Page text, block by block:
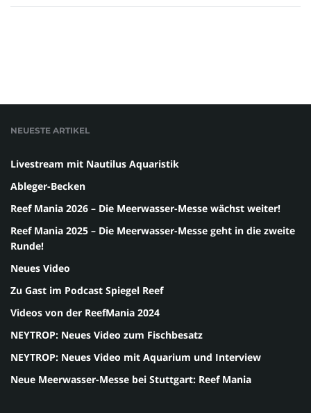
NEUESTE ARTIKEL
Livestream mit Nautilus Aquaristik
Ableger-Becken
Reef Mania 2026 – Die Meerwasser-Messe wächst weiter!
Reef Mania 2025 – Die Meerwasser-Messe geht in die zweite
Runde!
Neues Video
Zu Gast im Podcast Spiegel Reef
Videos von der ReefMania 2024
NEYTROP: Neues Video zum Fischbesatz
NEYTROP: Neues Video mit Aquarium und Interview
Neue Meerwasser-Messe bei Stuttgart: Reef Mania